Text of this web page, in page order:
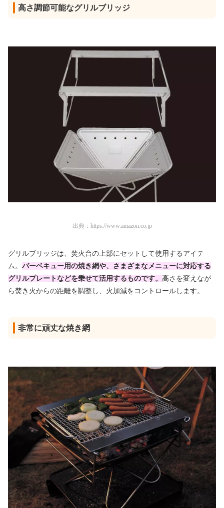
高さ調節可能なグリルブリッジ
出典： https://www.amazon.co.jp
グリルブリッジは、焚火台の上部にセットして使用するアイテ
ム。 バーベキュー用の焼き網や、さまざまなメニューに対応する
グリルプレートなどを乗せて活用するものです。 高さを変えなが
ら焚き火からの距離を調整し、火加減をコントロールします。
非常に頑丈な焼き網